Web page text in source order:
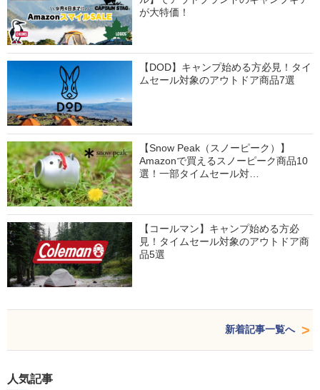
が大特価！
【DOD】キャンプ始める方必見！タイ
ムセール対象のアウトドア商品7選
【Snow Peak（スノーピーク）】
Amazonで買えるスノーピーク商品10
選！一部タイムセール対…
【コールマン】キャンプ始める方必
見！タイムセール対象のアウトドア商
品5選
新着記事一覧へ
人気記事